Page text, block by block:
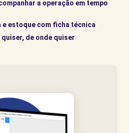
a operação em tempo
e estoque com ficha técnica
de onde quiser